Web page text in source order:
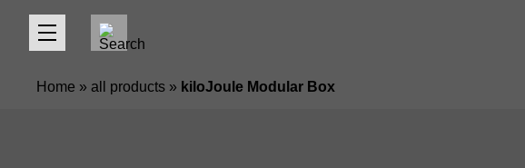
Home » all products » kiloJoule Modular Box